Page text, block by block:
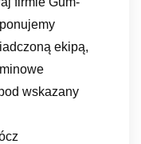
ekipą,
wskazany